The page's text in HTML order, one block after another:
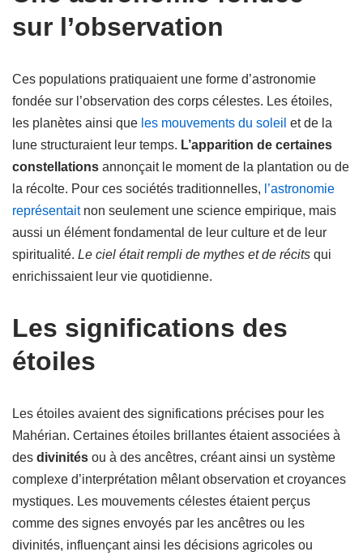
sur l’observation
Ces populations pratiquaient une forme d’astronomie
fondée sur l’observation des corps célestes. Les étoiles,
les planètes ainsi que les mouvements du soleil et de la
lune structuraient leur temps. L’apparition de certaines
constellations annonçait le moment de la plantation ou de
la récolte. Pour ces sociétés traditionnelles, l’astronomie
représentaitnon seulement une science empirique, mais
aussi un élément fondamental de leur culture et de leur
spiritualité. Le ciel était rempli de mythes et de récits qui
enrichissaient leur vie quotidienne.
Les significations des
étoiles
Les étoiles avaient des significations précises pour les
Mahérian. Certaines étoiles brillantes étaient associées à
des divinités ou à des ancêtres, créant ainsi un système
complexe d’interprétation mêlant observation et croyances
mystiques. Les mouvements célestes étaient perçus
comme des signes envoyés par les ancêtres ou les
divinités, influençant ainsi les décisions agricoles ou